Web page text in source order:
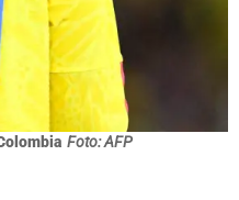
Foto: AFP